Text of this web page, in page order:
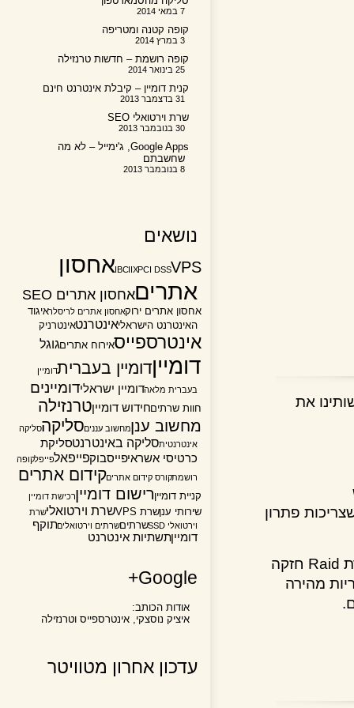
את
פתרון
כל השירותים רצים על שרתים מתקדמים מבית HP, עם יחידת Raid חזקה
מהירה
קופה קטנה ומטריפה
קופה רושמת – חדשות טרנזילה
קנית דומיין – קיבלת אינטרנט חינם
שרת וירטואלי SEO
Google Apps, ג'ימייל – לא מה
שחשבתם
נושאים
IBCIIXPCI DSSVPS
אחסון
אתריםאחסון אתרים SEO
אחסון אתרים ירוק אחסון אתרים לריסלראיגוד
האינטרנט הישראליאינטרנטאינטרניק
אינטרספייס אירוח אתריםגוגל
דומייןדומיין בעבריתדומיין
בעברית מלאהדומיין ישראלידומיינים
חוות שרתיםחידוש דומייןטרנזילה
מחשוב ענןמחשוב ענניםסליקהסליקה
אינטרנטיתסליקה באינטרנטסליקת
כרטיסי אשראיפייסבוקפייפאלפייפלקופה
רושמתקורס קידום אתריםקידום אתרים
קניית דומייןרישום דומייןרכישת דומיין
שירותי ענןשרת VPS שרת וירטואלישרת
וירטואלי SSD
שרתיםשרתים וירטואליםתוקף
דומייןתשתיות אינטרנט
Google+
אודות הכותב:
איציק נוסצקי, אינטרספייס וטרנזילה
עדכון אחרון מטוויטר